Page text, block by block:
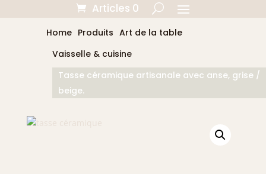
Articles 0
Home Produits Art de la table
Vaisselle & cuisine
Tasse céramique artisanale avec anse, grise /
beige.